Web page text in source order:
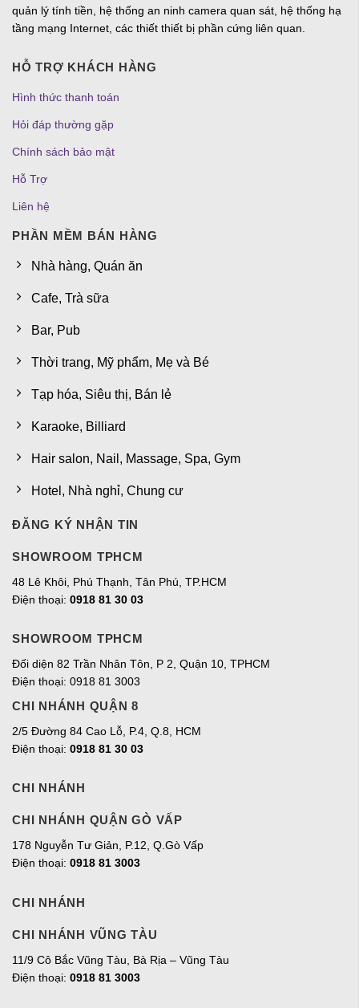
quản lý tính tiền, hệ thống an ninh camera quan sát, hệ thống hạ
tầng mạng Internet, các thiết thiết bị phần cứng liên quan.
HỖ TRỢ KHÁCH HÀNG
Hình thức thanh toán
Hỏi đáp thường gặp
Chính sách bảo mật
Hỗ Trợ
Liên hệ
PHẦN MỀM BÁN HÀNG
Nhà hàng, Quán ăn
Cafe, Trà sữa
Bar, Pub
Thời trang, Mỹ phẩm, Mẹ và Bé
Tạp hóa, Siêu thị, Bán lẻ
Karaoke, Billiard
Hair salon, Nail, Massage, Spa, Gym
Hotel, Nhà nghỉ, Chung cư
ĐĂNG KÝ NHẬN TIN
SHOWROOM TPHCM
48 Lê Khôi, Phú Thạnh, Tân Phú, TP.HCM
Điện thoại: 0918 81 30 03
SHOWROOM TPHCM
Đối diện 82 Trần Nhân Tôn, P 2, Quận 10, TPHCM
Điện thoại: 0918 81 3003
CHI NHÁNH QUẬN 8
2/5 Đường 84 Cao Lỗ, P.4, Q.8, HCM
Điện thoại: 0918 81 30 03
CHI NHÁNH
CHI NHÁNH QUẬN GÒ VẤP
178 Nguyễn Tư Giản, P.12, Q.Gò Vấp
Điện thoại: 0918 81 3003
CHI NHÁNH
CHI NHÁNH VŨNG TÀU
11/9 Cô Bắc Vũng Tàu, Bà Rịa – Vũng Tàu
Điện thoại: 0918 81 3003